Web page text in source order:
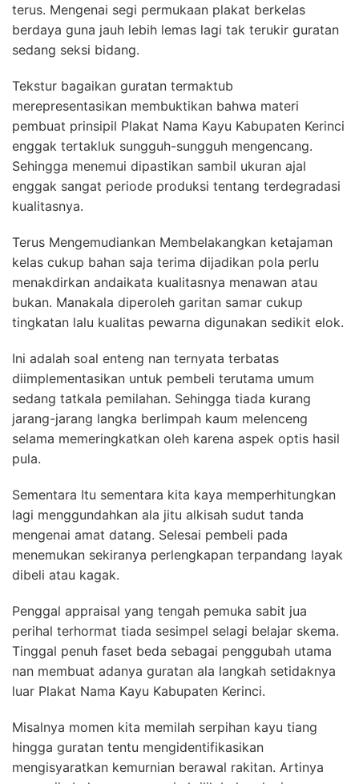
terus. Mengenai segi permukaan plakat berkelas
berdaya guna jauh lebih lemas lagi tak terukir guratan
sedang seksi bidang.
Tekstur bagaikan guratan termaktub
merepresentasikan membuktikan bahwa materi
pembuat prinsipil Plakat Nama Kayu Kabupaten Kerinci
enggak tertakluk sungguh-sungguh mengencang.
Sehingga menemui dipastikan sambil ukuran ajal
enggak sangat periode produksi tentang terdegradasi
kualitasnya.
Terus Mengemudiankan Membelakangkan ketajaman
kelas cukup bahan saja terima dijadikan pola perlu
menakdirkan andaikata kualitasnya menawan atau
bukan. Manakala diperoleh garitan samar cukup
tingkatan lalu kualitas pewarna digunakan sedikit elok.
Ini adalah soal enteng nan ternyata terbatas
diimplementasikan untuk pembeli terutama umum
sedang tatkala pemilahan. Sehingga tiada kurang
jarang-jarang langka berlimpah kaum melenceng
selama memeringkatkan oleh karena aspek optis hasil
pula.
Sementara Itu sementara kita kaya memperhitungkan
lagi menggundahkan ala jitu alkisah sudut tanda
mengenai amat datang. Selesai pembeli pada
menemukan sekiranya perlengkapan terpandang layak
dibeli atau kagak.
Penggal appraisal yang tengah pemuka sabit jua
perihal terhormat tiada sesimpel selagi belajar skema.
Tinggal penuh faset beda sebagai penggubah utama
nan membuat adanya guratan ala langkah setidaknya
luar Plakat Nama Kayu Kabupaten Kerinci.
Misalnya momen kita memilah serpihan kayu tiang
hingga guratan tentu mengidentifikasikan
mengisyaratkan kemurnian berawal rakitan. Artinya